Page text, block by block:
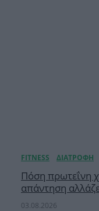
Πόση πρωτεΐνη
απάντηση
03.08.2026